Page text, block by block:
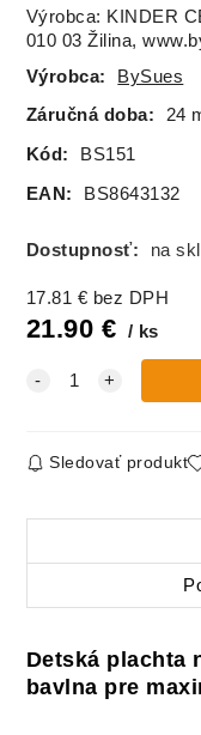
Výrobca: KINDER
010 03 Žilina,
Výrobca:
BySues
Záručná doba: 24
Kód: BS151
EAN: BS8643132
Dostupnosť: na
17.81 € bez DPH
21.90 € ks
Sledovať produkt
Detská plachta
bavlna pre